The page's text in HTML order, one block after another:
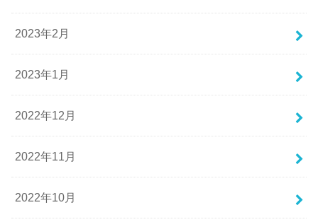
2023年2月
2023年1月
2022年12月
2022年11月
2022年10月